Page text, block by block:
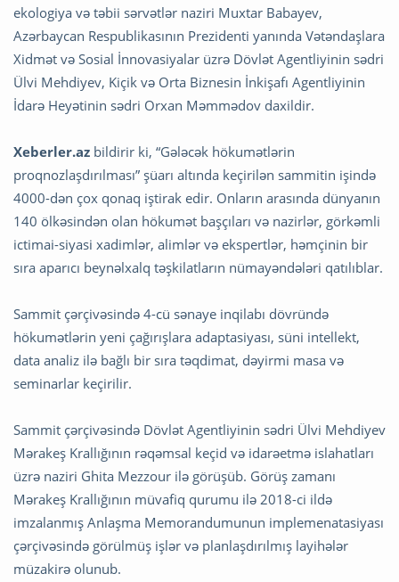
ekologiya və təbii sərvətlər naziri Muxtar Babayev,
Azərbaycan Respublikasının Prezidenti yanında Vətəndaşlara
Xidmət və Sosial İnnovasiyalar üzrə Dövlət Agentliyinin sədri
Ülvi Mehdiyev, Kiçik və Orta Biznesin İnkişafı Agentliyinin
İdarə Heyətinin sədri Orxan Məmmədov daxildir.
Xeberler.az bildirir ki, “Gələcək hökumətlərin
proqnozlaşdırılması” şüarı altında keçirilən sammitin işində
4000-dən çox qonaq iştirak edir. Onların arasında dünyanın
140 ölkəsindən olan hökumət başçıları və nazirlər, görkəmli
ictimai-siyasi xadimlər, alimlər və ekspertlər, həmçinin bir
sıra aparıcı beynəlxalq təşkilatların nümayəndələri qatılıblar.
Sammit çərçivəsində 4-cü sənaye inqilabı dövründə
hökumətlərin yeni çağırışlara adaptasiyası, süni intellekt,
data analiz ilə bağlı bir sıra təqdimat, dəyirmi masa və
seminarlar keçirilir.
Sammit çərçivəsində Dövlət Agentliyinin sədri Ülvi Mehdiyev
Mərakeş Krallığının rəqəmsal keçid və idarəetmə islahatları
üzrə naziri Ghita Mezzour ilə görüşüb. Görüş zamanı
Mərakeş Krallığının müvafiq qurumu ilə 2018-ci ildə
imzalanmış Anlaşma Memorandumunun implemenatasiyası
çərçivəsində görülmüş işlər və planlaşdırılmış layihələr
müzakirə olunub.